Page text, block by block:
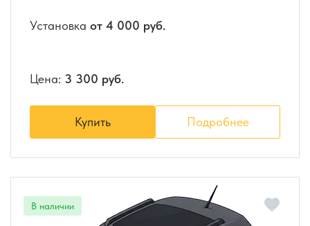
Установка от 4 000 руб.
Цена: 3 300 руб.
Купить Подробнее